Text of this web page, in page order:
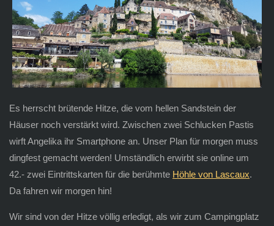
Es herrscht brütende Hitze, die vom hellen Sandstein der
Häuser noch verstärkt wird. Zwischen zwei Schlucken Pastis
wirft Angelika ihr Smartphone an. Unser Plan für morgen muss
dingfest gemacht werden! Umständlich erwirbt sie online um
42.- zwei Eintrittskarten für die berühmte Höhle von Lascaux.
Da fahren wir morgen hin!
Wir sind von der Hitze völlig erledigt, als wir zum Campingplatz